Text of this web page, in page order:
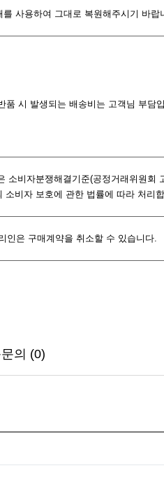
사용하여 그대로 복원해주시기 바랍
시 발생되는 배송비는 고객님 부담
비자분쟁해결기준(공정거래위원회
비자 보호에 관한 법률에 따라 처리합
인은 구매계약을 취소할 수 있습니다.
의 (0)